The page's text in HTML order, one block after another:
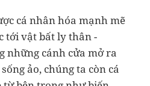
cá nhân hóa mạnh mẽ
tới vật bất ly thân -
những cánh cửa mở ra
ảo, chúng ta còn cá